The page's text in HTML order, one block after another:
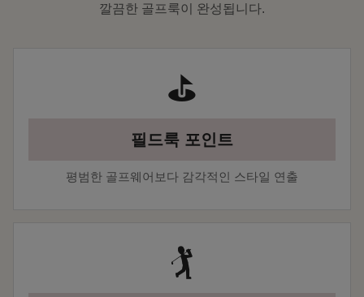
깔끔한 골프룩이 완성됩니다.
⛳
필드룩 포인트
평범한 골프웨어보다 감각적인 스타일 연출
🏌️